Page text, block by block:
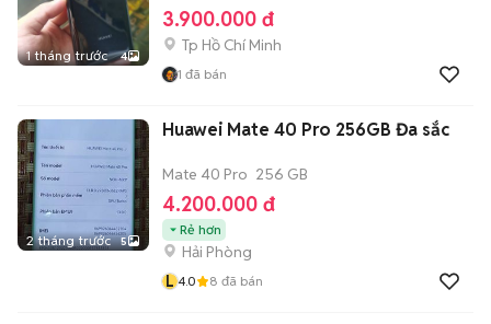
1 tháng trước 4
3.900.000 đ
Tp Hồ Chí Minh
1 đã bán
2 tháng trước 5
Huawei Mate 40 Pro 256GB Đa sắc
Mate 40 Pro 256 GB
4.200.000 đ
Rẻ hơn
Hải Phòng
L 4.0 8 đã bán